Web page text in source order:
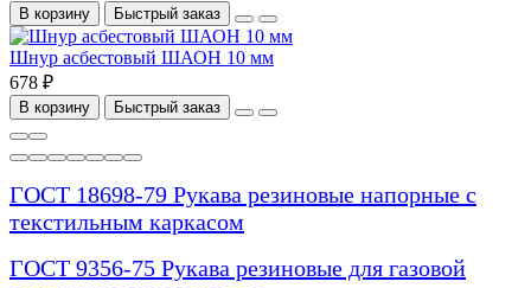
В корзину Быстрый заказ
Шнур асбестовый ШАОН 10 мм
678 ₽
В корзину Быстрый заказ
ГОСТ 18698-79 Рукава резиновые напорные с
текстильным каркасом
ГОСТ 9356-75 Рукава резиновые для газовой